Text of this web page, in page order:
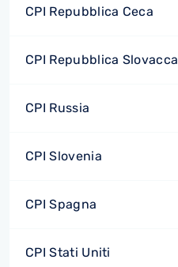
CPI Repubblica Ceca
CPI Repubblica Slovacca
CPI Russia
CPI Slovenia
CPI Spagna
CPI Stati Uniti